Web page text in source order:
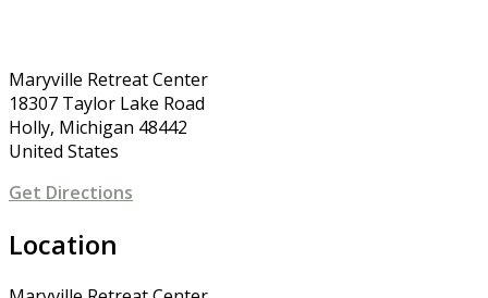
Maryville Retreat Center
18307 Taylor Lake Road
Holly, Michigan 48442
United States
Get Directions
Location